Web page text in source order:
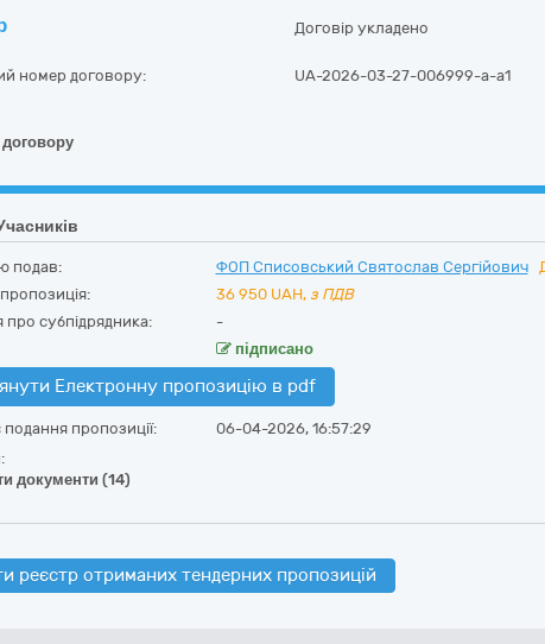
Договір укладено
номер договору: UA-2026-03-27-006999-a-a1
договору
подав: ФОП Списовський Святослав Сергійович
36 950 UAH, з ПДВ
про субпідрядника:
-
підписано
Електронну пропозицію в pdf
подання пропозиції:
06-04-2026, 16:57:29
документи (14)
реєстр отриманих тендерних пропозицій